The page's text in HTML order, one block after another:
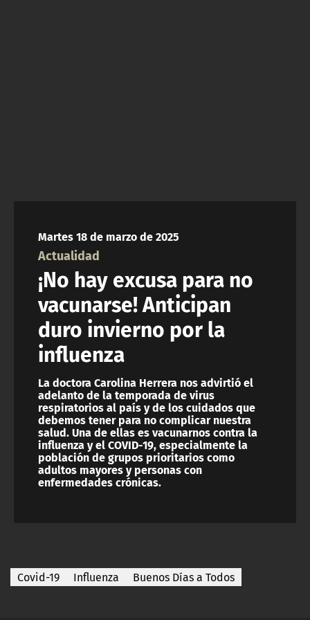
Martes 18 de marzo de 2025
Actualidad
¡No hay excusa para no
vacunarse! Anticipan
duro invierno por la
influenza
La doctora Carolina Herrera nos advirtió el
adelanto de la temporada de virus
respiratorios al país y de los cuidados que
debemos tener para no complicar nuestra
salud. Una de ellas es vacunarnos contra la
influenza y el COVID-19, especialmente la
población de grupos prioritarios como
adultos mayores y personas con
enfermedades crónicas.
Covid-19 Influenza Buenos Días a Todos